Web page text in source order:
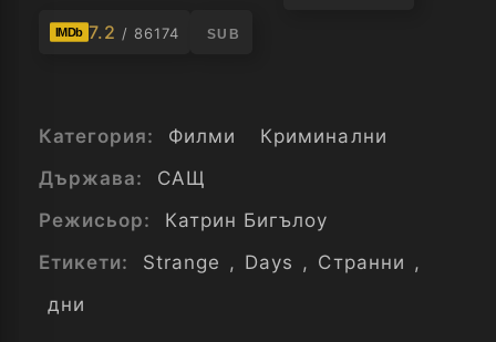
IMDb 7.2 / 86174 SUB
Категория: Филми
Криминални
Държава:
САЩ
Режисьор:
Катрин Бигълоу
Етикети:
Strange , Days , Странни ,
дни